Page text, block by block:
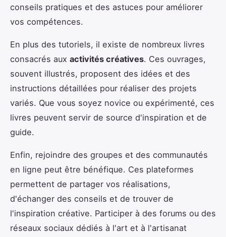
conseils pratiques et des astuces pour améliorer
vos compétences.
En plus des tutoriels, il existe de nombreux livres
consacrés aux activités créatives. Ces ouvrages,
souvent illustrés, proposent des idées et des
instructions détaillées pour réaliser des projets
variés. Que vous soyez novice ou expérimenté, ces
livres peuvent servir de source d'inspiration et de
guide.
Enfin, rejoindre des groupes et des communautés
en ligne peut être bénéfique. Ces plateformes
permettent de partager vos réalisations,
d'échanger des conseils et de trouver de
l'inspiration créative. Participer à des forums ou des
réseaux sociaux dédiés à l'art et à l'artisanat